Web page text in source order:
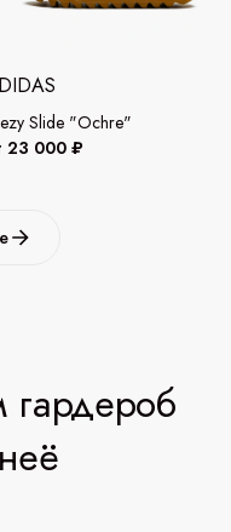
Slide "Ochre"
23 000 ₽